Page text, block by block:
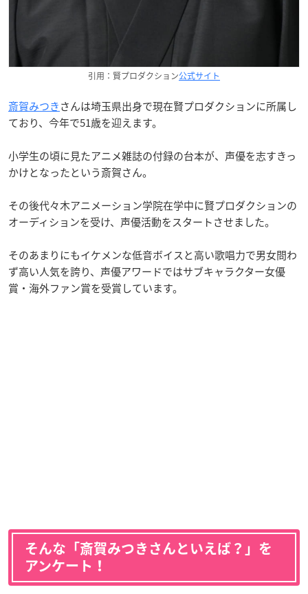
引用：賢プロダクション公式サイト
斎賀みつきさんは埼玉県出身で現在賢プロダクションに所属し
ており、今年で51歳を迎えます。
小学生の頃に見たアニメ雑誌の付録の台本が、声優を志すきっ
かけとなったという斎賀さん。
その後代々木アニメーション学院在学中に賢プロダクションの
オーディションを受け、声優活動をスタートさせました。
そのあまりにもイケメンな低音ボイスと高い歌唱力で男女問わ
ず高い人気を誇り、声優アワードではサブキャラクター女優
賞・海外ファン賞を受賞しています。
そんな「斎賀みつきさんといえば？」を
アンケート！